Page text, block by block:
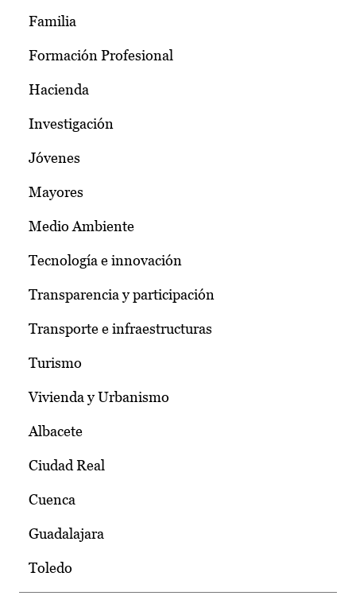
Familia
Formación Profesional
Hacienda
Investigación
Jóvenes
Mayores
Medio Ambiente
Tecnología e innovación
Transparencia y participación
Transporte e infraestructuras
Turismo
Vivienda y Urbanismo
Albacete
Ciudad Real
Cuenca
Guadalajara
Toledo